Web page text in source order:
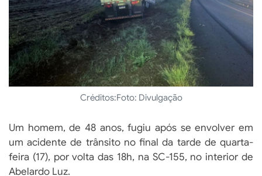
Créditos:Foto: Divulgação
Um homem, de 48 anos, fugiu após se envolver em
um acidente de trânsito no final da tarde de quarta-
feira (17), por volta das 18h, na SC-155, no interior de
Abelardo Luz.